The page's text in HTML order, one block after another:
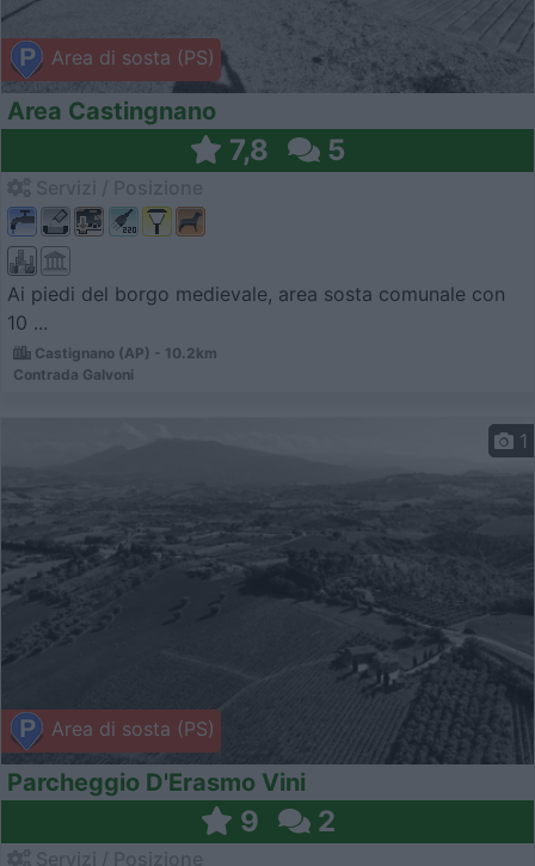
Area di sosta (PS)
Area Castingnano
7,8 5
Ai piedi del borgo medievale, area sosta comunale con
10 ...
Castignano (AP) - 10.2km
Contrada Galvoni
Area di sosta (PS)
1
Parcheggio D'Erasmo Vini
9 2